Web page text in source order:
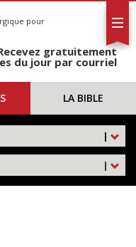
pour
gratuitement
du jour par courriel
LA BIBLE
|
|